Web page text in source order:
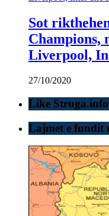
Sot
Champions,
Liverpool,
27/10/2020
Like Struga.info
Lajmet e fundit